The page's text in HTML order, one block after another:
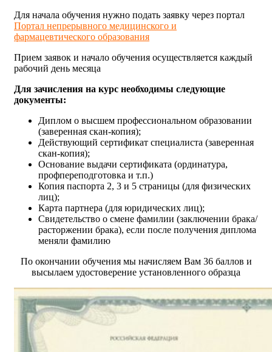
Для начала обучения нужно подать заявку через портал
Портал непрерывного медицинского и
фармацевтического образования
Прием заявок и начало обучения осуществляется каждый
рабочий день месяца
Для зачисления на курс необходимы следующие
документы:
Диплом о высшем профессиональном образовании
(заверенная скан-копия);
Действующий сертификат специалиста (заверенная
скан-копия);
Основание выдачи сертификата (ординатура,
профпереподготовка и т.п.)
Копия паспорта 2, 3 и 5 страницы (для физических
лиц);
Карта партнера (для юридических лиц);
Свидетельство о смене фамилии (заключении брака/
расторжении брака), если после получения диплома
меняли фамилию
По окончании обучения мы начисляем Вам 36 баллов и
высылаем удостоверение установленного образца